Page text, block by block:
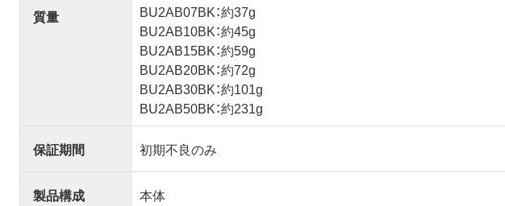
質量
BU2AB07BK：約37g
BU2AB10BK：約45g
BU2AB15BK：約59g
BU2AB20BK：約72g
BU2AB30BK：約101g
BU2AB50BK：約231g
保証期間 初期不良のみ
製品構成 本体